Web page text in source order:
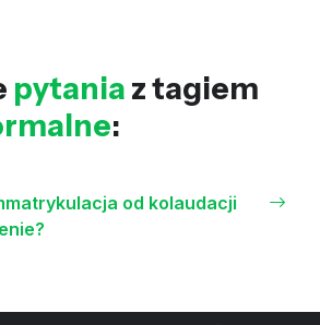
pytania z tagiem
:
od kolaudacji